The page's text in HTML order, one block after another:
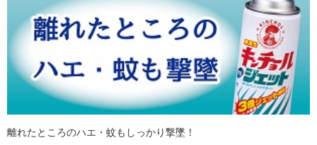
離れたところのハエ・蚊もしっかり撃墜！